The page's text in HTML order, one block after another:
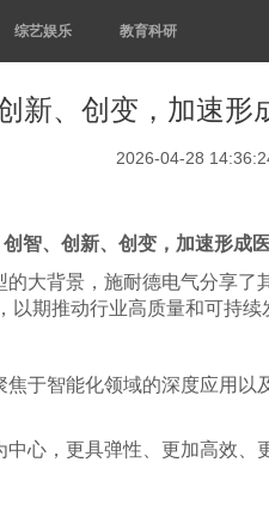
综艺娱乐 教育科研
新、创变，加速形
2026-04-28
创智、创新、创变，加速形成
大背景，施耐德电气分享
期推动行业高质量和可持续
于智能化领域的深度应用
心，更具弹性、更加高效、